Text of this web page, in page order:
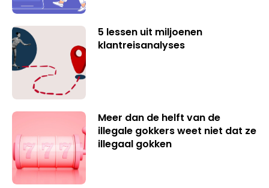
5 lessen uit miljoenen
klantreisanalyses
Meer dan de helft van de
illegale gokkers weet niet dat ze
illegaal gokken